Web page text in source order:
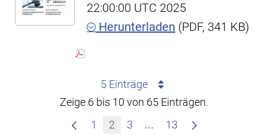
22:00:00 UTC 2025
Herunterladen (PDF, 341 KB)
5 Einträge
Zeige 6 bis 10 von 65 Einträgen.
1
2 3 ... Zwischenseiten
13